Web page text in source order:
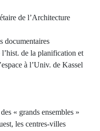
de l’Architecture
documentaires
de la planification et
à l’Univ. de Kassel
« grands ensembles »
les centres-villes